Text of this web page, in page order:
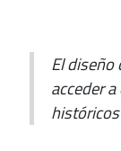
El
acceder
históricos